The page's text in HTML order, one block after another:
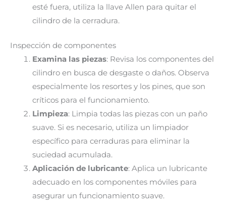
esté fuera, utiliza la llave Allen para quitar el
cilindro de la cerradura.
Inspección de componentes
Examina las piezas: Revisa los componentes del
cilindro en busca de desgaste o daños. Observa
especialmente los resortes y los pines, que son
críticos para el funcionamiento.
Limpieza: Limpia todas las piezas con un paño
suave. Si es necesario, utiliza un limpiador
específico para cerraduras para eliminar la
suciedad acumulada.
Aplicación de lubricante: Aplica un lubricante
adecuado en los componentes móviles para
asegurar un funcionamiento suave.